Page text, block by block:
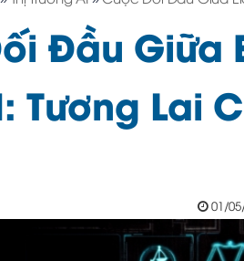
Đầu Giữa
Tương Lai
01/